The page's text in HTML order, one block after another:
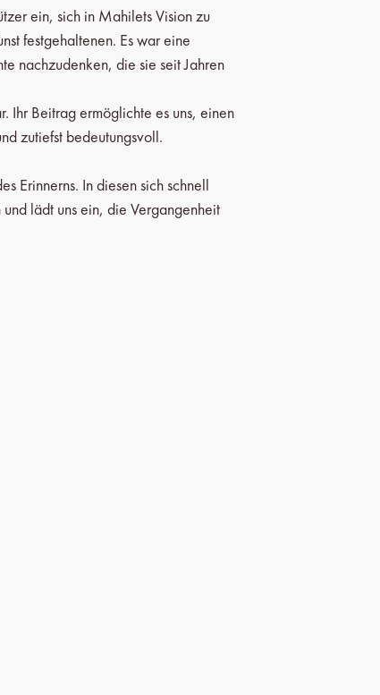
ein, sich in Mahilets Vision zu
festgehaltenen. Es war eine
nachzudenken, die sie seit Jahren
Ihr Beitrag ermöglichte es uns, einen
zutiefst bedeutungsvoll.
Erinnerns. In diesen sich schnell
lädt uns ein, die Vergangenheit